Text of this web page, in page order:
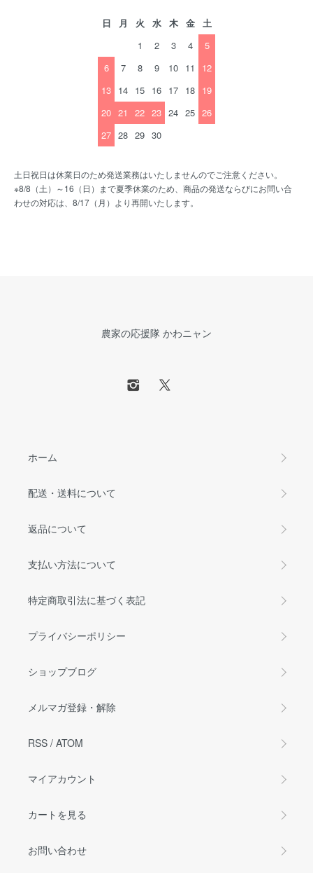
日 月 火 水 木 金
土
1
2 3 4
5
6
7 8 9 10 11
12
13 14 15 16 17 18 19
20 21 22 23 24 25 26
27 28 29 30
土日祝日は休業日のため発送業務はいたしませんのでご注意ください。
※8/8（土）～16（日）まで夏季休業のため、商品の発送ならびにお問い合
わせの対応は、8/17（月）より再開いたします。
農家の応援隊 かわニャン
ホーム
配送・送料について
返品について
支払い方法について
特定商取引法に基づく表記
プライバシーポリシー
ショップブログ
メルマガ登録・解除
RSS / ATOM
マイアカウント
カートを見る
お問い合わせ